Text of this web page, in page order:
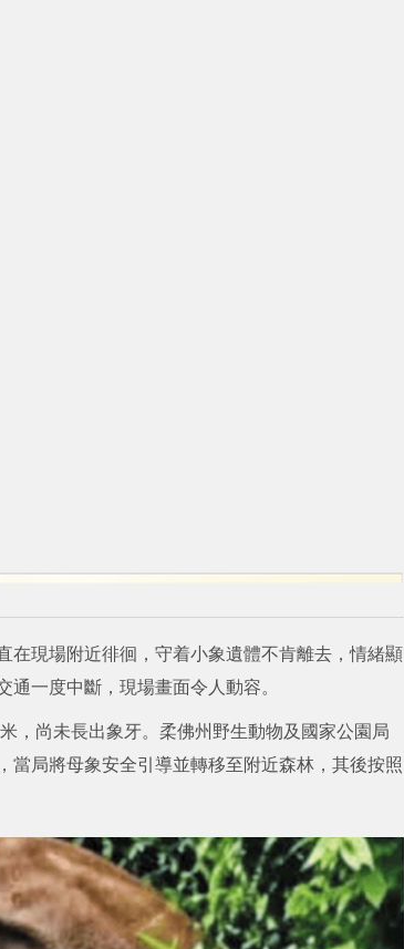
在現場附近徘徊，守着小象遺體不肯離去，情緒顯
一度中斷，現場畫面令人動容。
，尚未長出象牙。柔佛州野生動物及國家公園局
局將母象安全引導並轉移至附近森林，其後按照